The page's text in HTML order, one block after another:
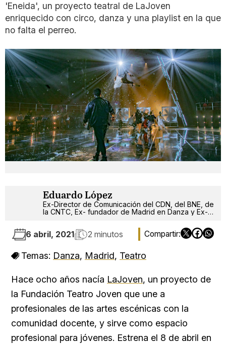
'Eneida', un proyecto teatral de LaJoven
enriquecido con circo, danza y una playlist en la que
no falta el perreo.
Eduardo López
Ex-Director de Comunicación del CDN, del BNE, de
la CNTC, Ex- fundador de Madrid en Danza y Ex-
6 abril, 2021 2 minutos
Temas: Danza, Madrid, Teatro
Hace ocho años nacía LaJoven, un proyecto de
la Fundación Teatro Joven que une a
profesionales de las artes escénicas con la
comunidad docente, y sirve como espacio
profesional para jóvenes. Estrena el 8 de abril en